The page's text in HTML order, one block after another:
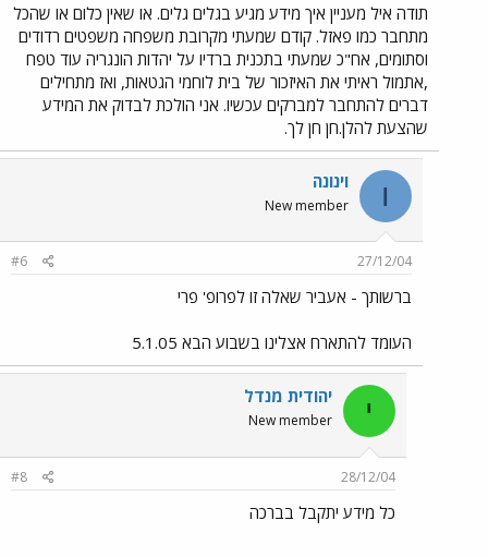
תודה איל מעניין איך מידע מגיע בגלים גלים. או שאין כלום או שהכל
מתחבר כמו פאזל. קודם שמעתי מקרובת משפחה משפטים רדודים
וסתומים, אח"כ שמעתי בתכנית ברדיו על יהדות הונגריה עוד טפח
,אתמול ראיתי את האיזכור של בית לוחמי הגטאות, ואז מתחילים
דברים להתחבר למברקים עכשיו. אני הולכת לבדוק את המידע
שהצעת להלן.חן חן לך.
ו וינונה
New member
27/12/04
#6
ברשותך - אעביר שאלה זו לפרופ' פרי
העומד להתארח אצלינו בשבוע הבא 5.1.05
י יהודית מנדל
New member
28/12/04
#8
כל מידע יתקבל בברכה